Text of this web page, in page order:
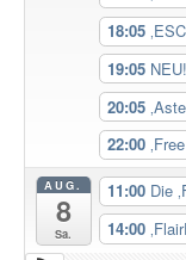
18:05
19:05
20:05
22:00
AUG.
8
Sa.
11:00 Die
14:00